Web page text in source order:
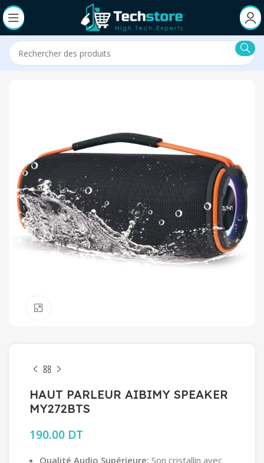
HAUT PARLEUR AIBIMY SPEAKER
MY272BTS
190.00 DT
Qualité Audio Supérieure: Son cristallin avec